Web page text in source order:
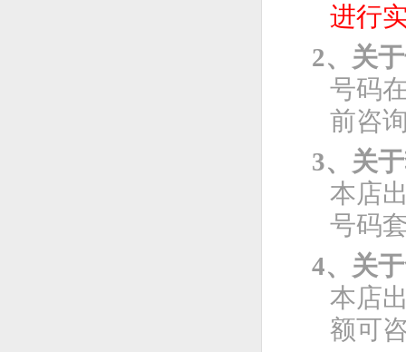
进行
2、关
号码
前咨
3、关
本店
号码
4、关
本店
额可